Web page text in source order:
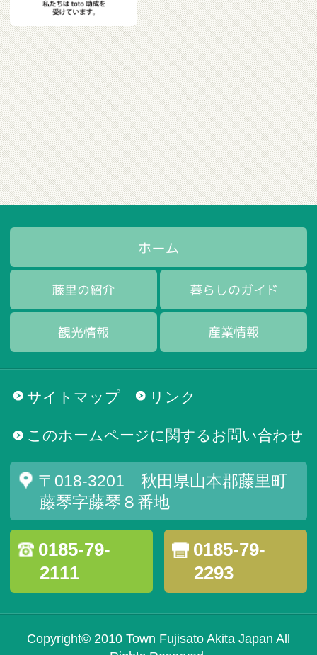
サイトマップ リンク
このホームページに関するお問い合わせ
〒018-3201 秋田県山本郡藤里町
藤琴字藤琴８番地
0185-79-
2111
0185-79-
2293
Copyright© 2010 Town Fujisato Akita Japan All